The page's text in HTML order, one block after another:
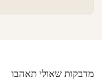
מדבקות שאולי תאהבו